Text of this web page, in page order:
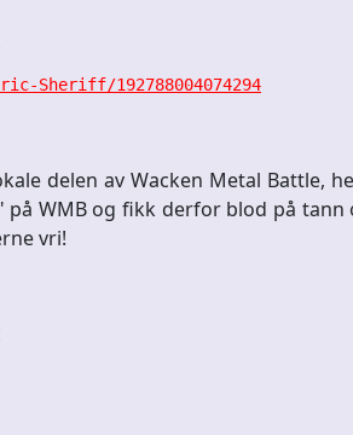
Sheriff/192788004074294
delen av Wacken Metal Battle,
WMB og fikk derfor blod på
vri!